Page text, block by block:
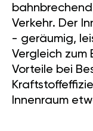
Verkehr. Der
- geräumig,
Vergleich zum
Vorteile bei
Innenraum